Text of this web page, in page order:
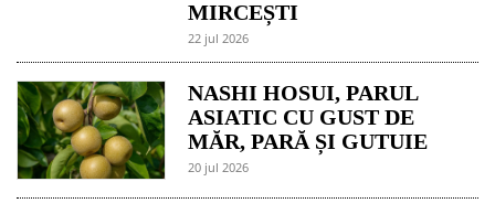
MIRCEȘTI
22 jul 2026
NASHI HOSUI, PARUL
ASIATIC CU GUST DE
MĂR, PARĂ ȘI GUTUIE
20 jul 2026